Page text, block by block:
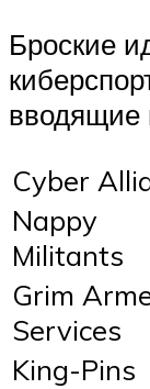
Броские
вводящие
Cyber
Nappy
Militants
Grim
Services
King-Pins